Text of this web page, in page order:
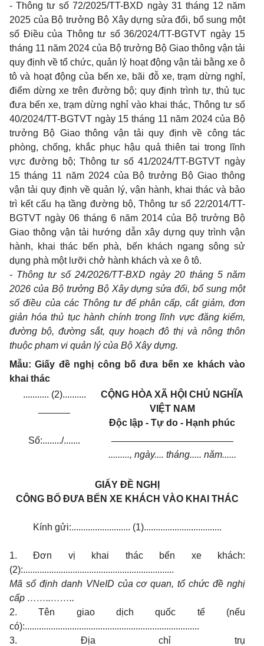
- Thông tư số 72/2025/TT-BXD ngày 31 tháng 12 năm
2025 của Bộ trưởng Bộ Xây dựng sửa đổi, bổ sung một
số Điều của Thông tư số 36/2024/TT-BGTVT ngày 15
tháng 11 năm 2024 của Bộ trưởng Bộ Giao thông vận tải
quy định về tổ chức, quản lý hoạt động vận tải bằng xe ô
tô và hoạt động của bến xe, bãi đỗ xe, trạm dừng nghỉ,
điểm dừng xe trên đường bộ; quy định trình tự, thủ tục
đưa bến xe, trạm dừng nghỉ vào khai thác, Thông tư số
40/2024/TT-BGTVT ngày 15 tháng 11 năm 2024 của Bộ
trưởng Bộ Giao thông vận tải quy định về công tác
phòng, chống, khắc phục hậu quả thiên tai trong lĩnh
vực đường bộ; Thông tư số 41/2024/TT-BGTVT ngày
15 tháng 11 năm 2024 của Bộ trưởng Bộ Giao thông
vận tải quy định về quản lý, vận hành, khai thác và bảo
trì kết cấu hạ tầng đường bộ, Thông tư số 22/2014/TT-
BGTVT ngày 06 tháng 6 năm 2014 của Bộ trưởng Bộ
Giao thông vận tải hướng dẫn xây dựng quy trình vận
hành, khai thác bến phà, bến khách ngang sông sử
dụng phà một lưỡi chở hành khách và xe ô tô.
- Thông tư số 24/2026/TT-BXD ngày 20 tháng 5 năm
2026 của Bộ trưởng Bộ Xây dựng sửa đổi, bổ sung một
số điều của các Thông tư để phân cấp, cắt giảm, đơn
giản hóa thủ tục hành chính trong lĩnh vực đăng kiểm,
đường bộ, đường sắt, quy hoạch đô thị và nông thôn
thuộc phạm vi quản lý của Bộ Xây dựng.
Mẫu: Giấy đề nghị công bố đưa bến xe khách vào
khai thác
........... (2)..........
Số:......../.......
CỘNG HÒA XÃ HỘI CHỦ NGHĨA
VIỆT NAM
Độc lập - Tự do - Hạnh phúc
........., ngày.... tháng..... năm......
GIẤY ĐỀ NGHỊ
CÔNG BỐ ĐƯA BẾN XE KHÁCH VÀO KHAI THÁC
Kính gửi:......................... (1).................................
1. Đơn vị khai thác bến xe khách:
(2):................................................................
Mã số định danh VNeID của cơ quan, tổ chức đề nghị
cấp ……..……..
2. Tên giao dịch quốc tế (nếu
có):..........................................................................
3. Địa chỉ trụ